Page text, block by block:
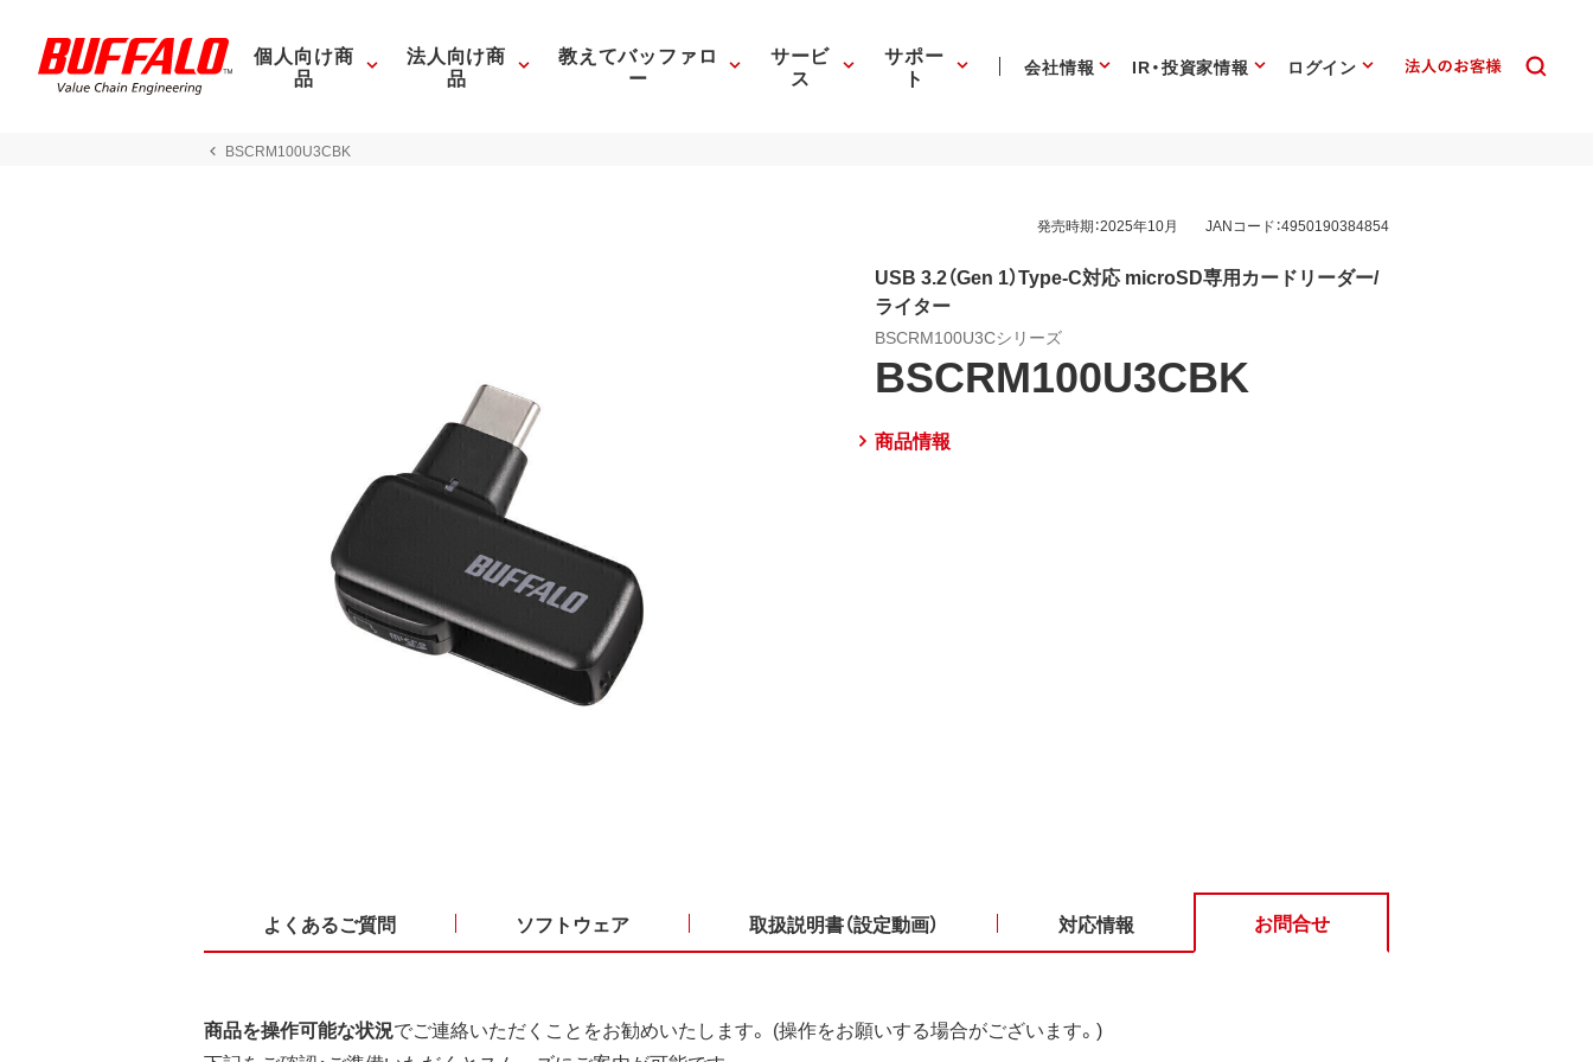
個人向け商
品
法人向け商
品
教えてバッファロ
ー
サービ
ス
サポー
ト 会社情報 IR・投資家情報 ログイン
BSCRM100U3CBK
発売時期：2025年10月 JANコード：4950190384854
USB 3.2（Gen 1）Type-C対応 microSD専用カードリーダー/
ライター
BSCRM100U3Cシリーズ
BSCRM100U3CBK
商品情報
よくあるご質問 ソフトウェア 取扱説明書（設定動画） 対応情報 お問合せ
商品を操作可能な状況でご連絡いただくことをお勧めいたします。 (操作をお願いする場合がございます。)